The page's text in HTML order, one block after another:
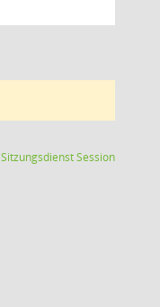
SitzungsdienstSession(Wird in